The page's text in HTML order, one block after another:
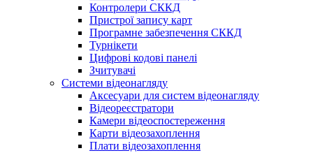
Контролери СККД
Пристрої запису карт
Програмне забезпечення СККД
Турнікети
Цифрові кодові панелі
Зчитувачі
Системи відеонагляду
Аксесуари для систем відеонагляду
Відеореєстратори
Камери відеоспостереження
Карти відеозахоплення
Плати відеозахоплення